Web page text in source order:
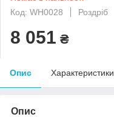
Код: WH0028
Роздріб
8 051 ₴
Опис Характеристики
Опис